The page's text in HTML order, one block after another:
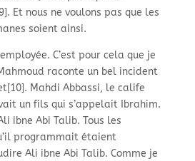
Et nous ne voulons pas que les
soient ainsi.
C’est pour cela que je
raconte un bel incident
Mahdi Abbassi, le calife
un fils qui s’appelait Ibrahim.
ibne Abi Talib. Tous les
programmait étaient
Ali ibne Abi Talib. Comme je